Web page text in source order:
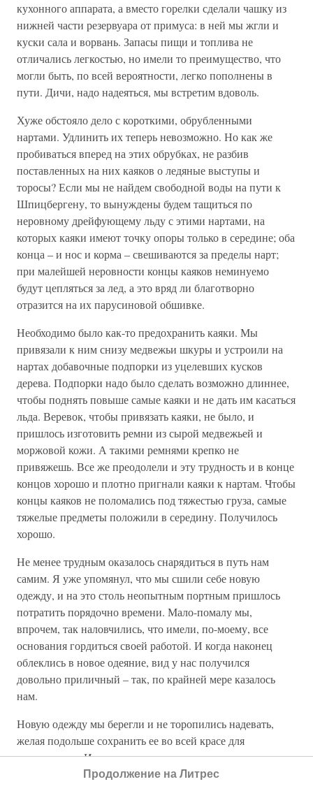
кухонного аппарата, а вместо горелки сделали чашку из
нижней части резервуара от примуса: в ней мы жгли и
куски сала и ворвань. Запасы пищи и топлива не
отличались легкостью, но имели то преимущество, что
могли быть, по всей вероятности, легко пополнены в
пути. Дичи, надо надеяться, мы встретим вдоволь.
Хуже обстояло дело с короткими, обрубленными
нартами. Удлинить их теперь невозможно. Но как же
пробиваться вперед на этих обрубках, не разбив
поставленных на них каяков о ледяные выступы и
торосы? Если мы не найдем свободной воды на пути к
Шпицбергену, то вынуждены будем тащиться по
неровному дрейфующему льду с этими нартами, на
которых каяки имеют точку опоры только в середине; оба
конца – и нос и корма – свешиваются за пределы нарт;
при малейшей неровности концы каяков неминуемо
будут цепляться за лед, а это вряд ли благотворно
отразится на их парусиновой обшивке.
Необходимо было как-то предохранить каяки. Мы
привязали к ним снизу медвежьи шкуры и устроили на
нартах добавочные подпорки из уцелевших кусков
дерева. Подпорки надо было сделать возможно длиннее,
чтобы поднять повыше самые каяки и не дать им касаться
льда. Веревок, чтобы привязать каяки, не было, и
пришлось изготовить ремни из сырой медвежьей и
моржовой кожи. А такими ремнями крепко не
привяжешь. Все же преодолели и эту трудность и в конце
концов хорошо и плотно пригнали каяки к нартам. Чтобы
концы каяков не поломались под тяжестью груза, самые
тяжелые предметы положили в середину. Получилось
хорошо.
Не менее трудным оказалось снарядиться в путь нам
самим. Я уже упомянул, что мы сшили себе новую
одежду, и на это столь неопытным портным пришлось
потратить порядочно времени. Мало-помалу мы,
впрочем, так наловчились, что имели, по-моему, все
основания гордиться своей работой. И когда наконец
облеклись в новое одеяние, вид у нас получился
довольно приличный – так, по крайней мере казалось
нам.
Новую одежду мы берегли и не торопились надевать,
желая подольше сохранить ее во всей красе для
путешествия. Иохансен, насколько мне помнится, так и
не надел своей новой куртки вплоть до встречи с
Продолжение на Литрес